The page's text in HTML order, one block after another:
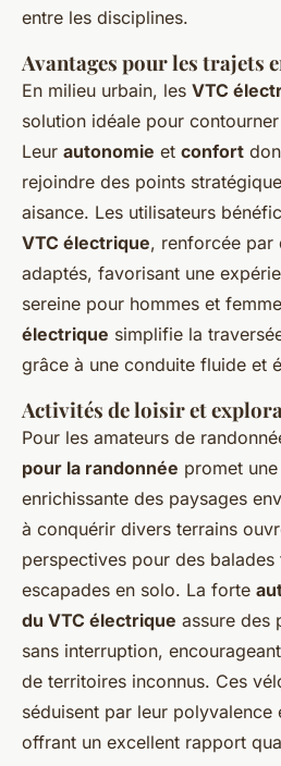
entre les disciplines.
Avantages pour les trajets
En milieu urbain, les VTC
solution idéale pour
Leur autonomie et confort
rejoindre des points
aisance. Les utilisateurs
VTC électrique, renforcée par
adaptés, favorisant une
sereine pour hommes et
électrique simplifie la
grâce à une conduite fluide et
Activités de loisir et
Pour les amateurs de
pour la randonnée promet
enrichissante des paysages
à conquérir divers terrains
perspectives pour des
escapades en solo. La forte
du VTC électrique assure des
sans interruption,
de territoires inconnus. Ces
séduisent par leur polyvalence
offrant un excellent rapport